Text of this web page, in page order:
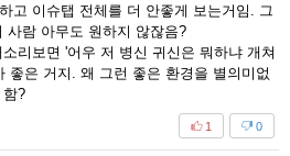
고 이슈탭 전체를 더 안좋게 보는거임. 그
사람 아무도 원하지 않잖음?
리보면 '어우 저 병신 귀신은 뭐하냐 개쳐
좋은 거지. 왜 그런 좋은 환경을 별의미없
함?
0
1